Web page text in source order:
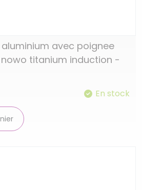
avec poignee
titanium induction -
En stock